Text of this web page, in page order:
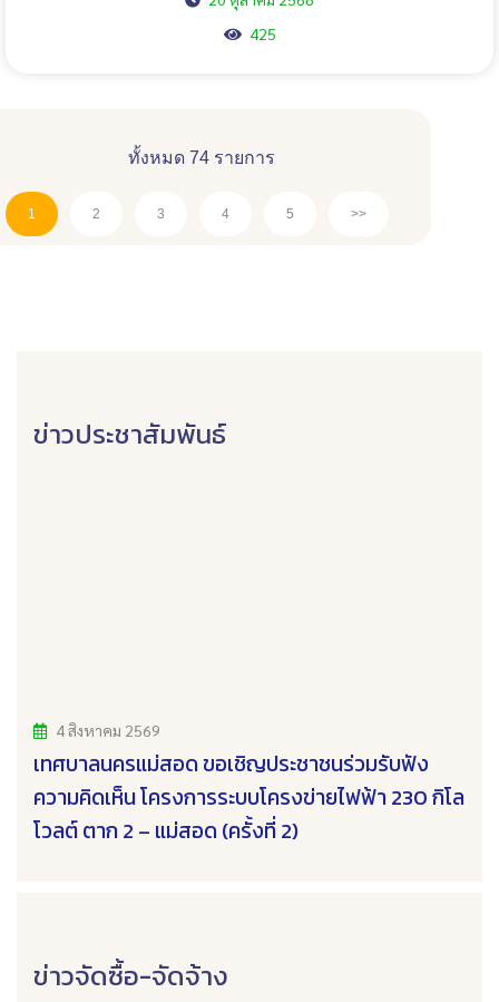
425
ทั้งหมด 74 รายการ
1 2 3 4 5 >>
ข่าวประชาสัมพันธ์
4 สิงหาคม 2569
เทศบาลนครแม่สอด ขอเชิญประชาชนร่วมรับฟัง
ความคิดเห็น โครงการระบบโครงข่ายไฟฟ้า 230 กิโล
โวลต์ ตาก 2 – แม่สอด (ครั้งที่ 2)
ข่าวจัดซื้อ-จัดจ้าง